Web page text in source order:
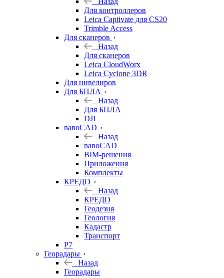
Для контроллеров
Leica Captivate для CS20
Trimble Access
Для сканеров
Назад
Для сканеров
Leica CloudWorx
Leica Cyclone 3DR
Для нивелиров
Для БПЛА
Назад
Для БПЛА
DJI
nanoCAD
Назад
nanoCAD
BIM-решения
Приложения
Комплекты
КРЕДО
Назад
КРЕДО
Геодезия
Геология
Кадастр
Транспорт
Р7
Георадары
Назад
Георадары